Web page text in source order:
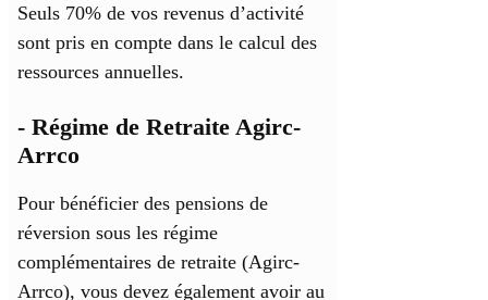
Seuls 70% de vos revenus d’activité
sont pris en compte dans le calcul des
ressources annuelles.
- Régime de Retraite Agirc-
Arrco
Pour bénéficier des pensions de
réversion sous les régime
complémentaires de retraite (Agirc-
Arrco), vous devez également avoir au